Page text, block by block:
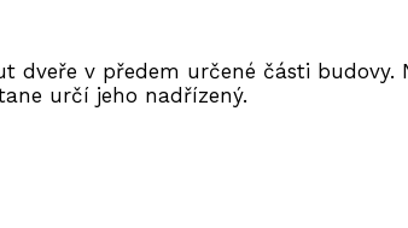
dveře v předem určené části budovy.
určí jeho nadřízený.